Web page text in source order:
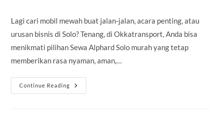
Lagi cari mobil mewah buat jalan-jalan, acara penting, atau
urusan bisnis di Solo? Tenang, di Okkatransport, Anda bisa
menikmati pilihan Sewa Alphard Solo murah yang tetap
memberikan rasa nyaman, aman,…
Continue Reading
Sewa
Alphard